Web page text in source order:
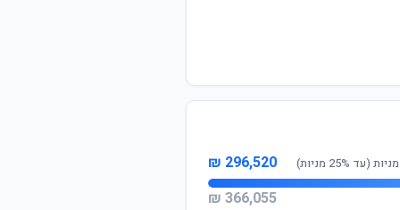
מניות) 296,520 ₪
366,055 ₪